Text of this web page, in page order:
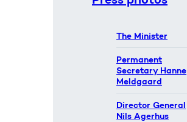
The Minister
Permanent
Secretary Hanne
Meldgaard
Director General
Nils Agerhus